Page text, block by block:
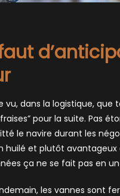
vu, dans la logistique, que
pour la suite. Pas
le navire durant les
huilé et plutôt avantageux
ça ne se fait pas en
les vannes sont